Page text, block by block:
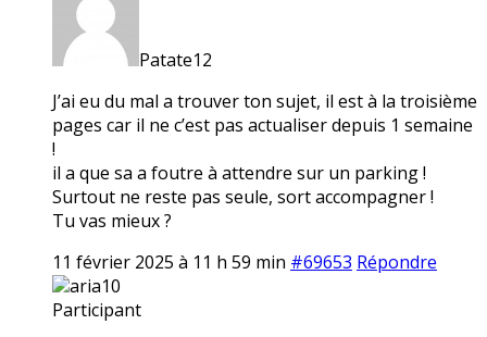
Patate12
J’ai eu du mal a trouver ton sujet, il est à la troisième
pages car il ne c’est pas actualiser depuis 1 semaine
!
il a que sa a foutre à attendre sur un parking !
Surtout ne reste pas seule, sort accompagner !
Tu vas mieux ?
11 février 2025 à 11 h 59 min #69653 Répondre
aria10
Participant